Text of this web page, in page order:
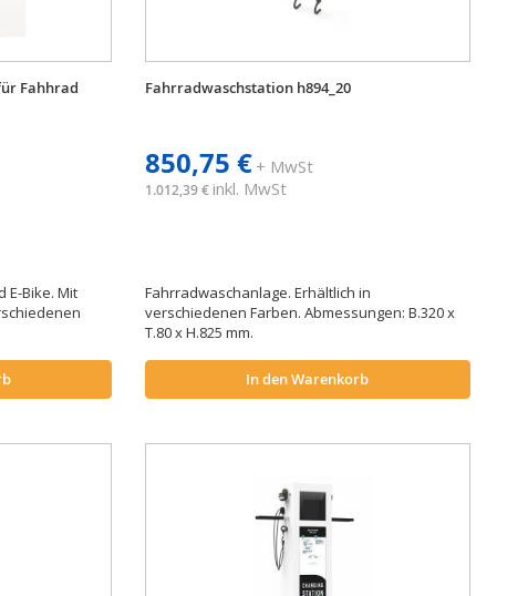
Fahhrad
E-Bike. Mit
Fahrradwaschstation h894_20
850,75 €+ MwSt
1.012,39 € inkl. MwSt
Fahrradwaschanlage. Erhältlich in
verschiedenen Farben. Abmessungen: B.320 x
T.80 x H.825 mm.
In den Warenkorb